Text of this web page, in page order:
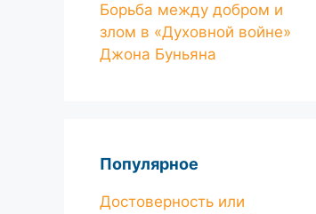
Борьба между добром и
злом в «Духовной войне»
Джона Буньяна
Популярное
Достоверность или